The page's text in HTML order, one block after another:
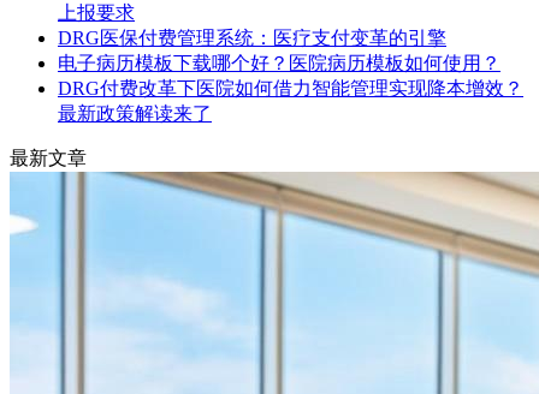
上报要求
DRG医保付费管理系统：医疗支付变革的引擎
电子病历模板下载哪个好？医院病历模板如何使用？
DRG付费改革下医院如何借力智能管理实现降本增效？
最新政策解读来了
最新文章